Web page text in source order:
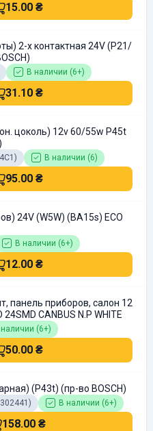
15.00 ₴
2-х контактная 24V (P21/
В наличии (6+)
31.10 ₴
цоколь) 12v 60/55w P45t
В наличии (6)
95.00 ₴
24V (W5W) (BA15s) ECO
В наличии (6+)
12.00 ₴
панель приборов, салон 12
CANBUS N.P WHITE
(6+)
50.00 ₴
(P43t) (пр-во BOSCH)
В наличии (6+)
158.00 ₴